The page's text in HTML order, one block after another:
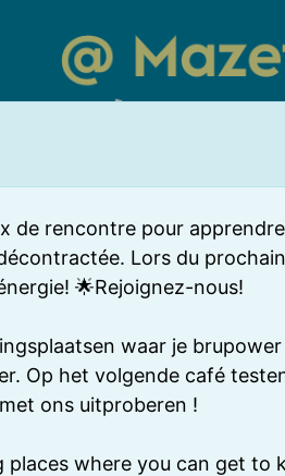
de rencontre pour
Lors du
🌟Rejoignez-nous!
waar je
Op het volgende café
ons uitproberen !
places where you can get to